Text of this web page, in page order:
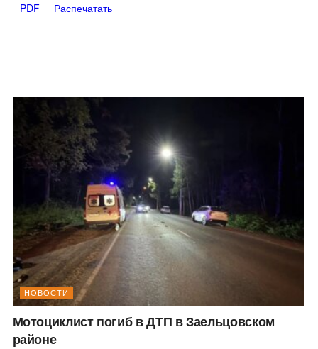
PDF Распечатать
НОВОСТИ
Мотоциклист погиб в ДТП в Заельцовском
районе